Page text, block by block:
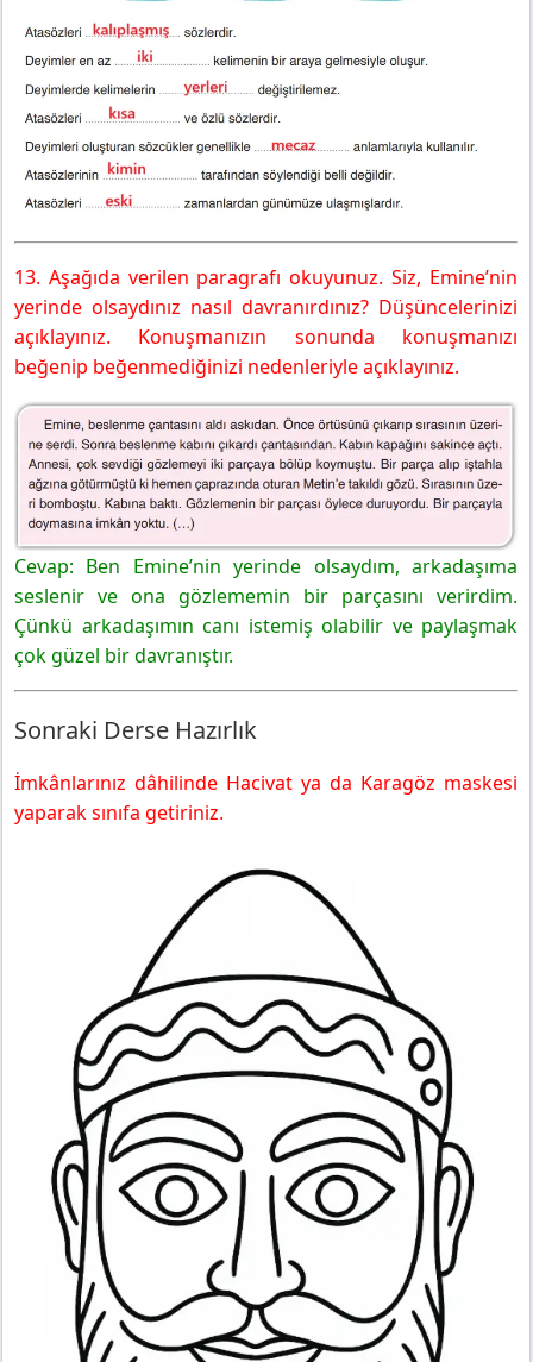
13. Aşağıda verilen paragrafı okuyunuz. Siz, Emine’nin
yerinde olsaydınız nasıl davranırdınız? Düşüncelerinizi
açıklayınız. Konuşmanızın sonunda konuşmanızı
beğenip beğenmediğinizi nedenleriyle açıklayınız.
Cevap: Ben Emine’nin yerinde olsaydım, arkadaşıma
seslenir ve ona gözlememin bir parçasını verirdim.
Çünkü arkadaşımın canı istemiş olabilir ve paylaşmak
çok güzel bir davranıştır.
Sonraki Derse Hazırlık
İmkânlarınız dâhilinde Hacivat ya da Karagöz maskesi
yaparak sınıfa getiriniz.